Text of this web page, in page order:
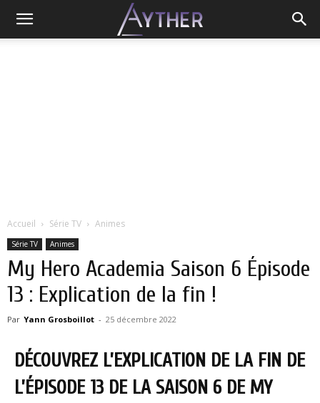
Accueil Série TV Animes
Série TV Animes
My Hero Academia Saison 6 Épisode
13 : Explication de la fin !
Par Yann Grosboillot - 25 décembre 2022
DÉCOUVREZ L’EXPLICATION DE LA FIN DE
L’ÉPISODE 13 DE LA SAISON 6 DE MY